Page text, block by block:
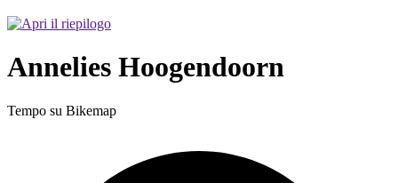
Annelies Hoogendoorn
Tempo su Bikemap